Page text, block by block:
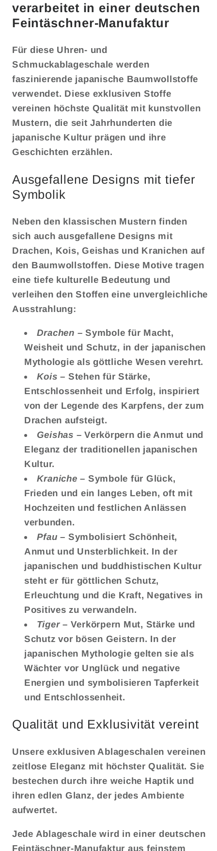
verarbeitet in einer deutschen
Feintäschner-Manufaktur
Für diese Uhren- und
Schmuckablageschale werden
faszinierende japanische Baumwollstoffe
verwendet. Diese exklusiven Stoffe
vereinen höchste Qualität mit kunstvollen
Mustern, die seit Jahrhunderten die
japanische Kultur prägen und ihre
Geschichten erzählen.
Ausgefallene Designs mit tiefer
Symbolik
Neben den klassischen Mustern finden
sich auchausgefallene Designs mit
Drachen, Kois, Geishas und Kranichen auf
den Baumwollstoffen. Diese Motive tragen
eine tiefe kulturelle Bedeutung und
verleihen den Stoffen eine unvergleichliche
Ausstrahlung:
Drachen – Symbole für Macht,
Weisheit und Schutz, in der japanischen
Mythologie als göttliche Wesen verehrt.
Kois– Stehen für Stärke,
Entschlossenheit und Erfolg, inspiriert
von der Legende des Karpfens, der zum
Drachen aufsteigt.
Geishas – Verkörpern die Anmut und
Eleganz der traditionellen japanischen
Kultur.
Kraniche – Symbole für Glück,
Frieden und ein langes Leben, oft mit
Hochzeiten und festlichen Anlässen
verbunden.
Pfau– Symbolisiert Schönheit,
Anmut und Unsterblichkeit. In der
japanischen und buddhistischen Kultur
steht er für göttlichen Schutz,
Erleuchtung und die Kraft, Negatives in
Positives zu verwandeln.
Tiger – Verkörpern Mut, Stärke und
Schutz vor bösen Geistern. In der
japanischen Mythologie gelten sie als
Wächter vor Unglück und negative
Energien und symbolisieren Tapferkeit
und Entschlossenheit.
Qualität und Exklusivität vereint
Unsere exklusiven Ablageschalen vereinen
zeitlose Eleganz mit höchster Qualität. Sie
bestechen durch ihre weiche Haptik und
ihren edlen Glanz, der jedes Ambiente
aufwertet.
Jede Ablageschale wird in einer deutschen
Feintäschner-Manufaktur aus feinstem